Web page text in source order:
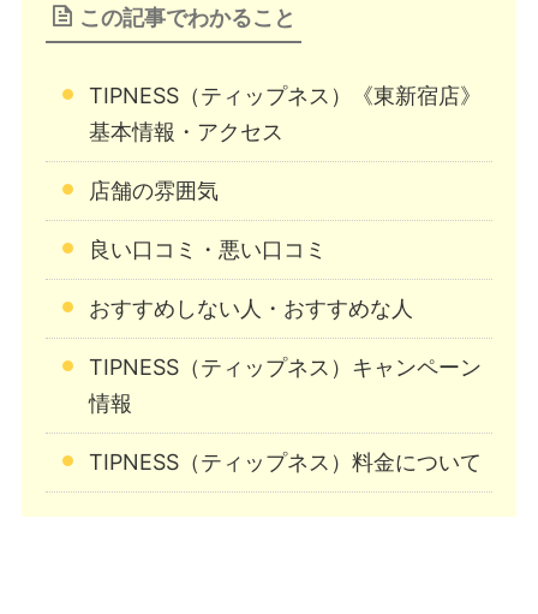
この記事でわかること
TIPNESS（ティップネス）《東新宿店》
基本情報・アクセス
店舗の雰囲気
良い口コミ・悪い口コミ
おすすめしない人・おすすめな人
TIPNESS（ティップネス）キャンペーン
情報
TIPNESS（ティップネス）料金について